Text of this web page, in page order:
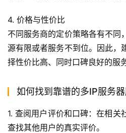
4. 价格与性价比
不同服务商的定价策略各有不同
源有限或者服务不到位。因此，
择性价比高、同时口碑良好的服
如何找到靠谱的多IP服务器
1. 查阅用户评价和口碑：在相关
查找其他用户的真实评价。